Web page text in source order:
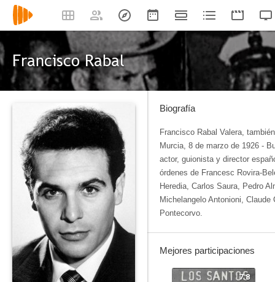
Francisco Rabal
Biografía
Francisco Rabal Valera,
Murcia, 8 de marzo de 1926 -
actor, guionista y director
órdenes de Francesc Rovira-
Heredia, Carlos Saura, Pedro
Michelangelo Antonioni,
Pontecorvo.
Mejores participaciones
7.8